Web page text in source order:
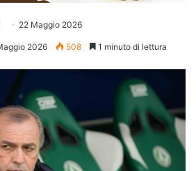
Invia 22 Maggio 2026
2026 508 1 minuto di lettura